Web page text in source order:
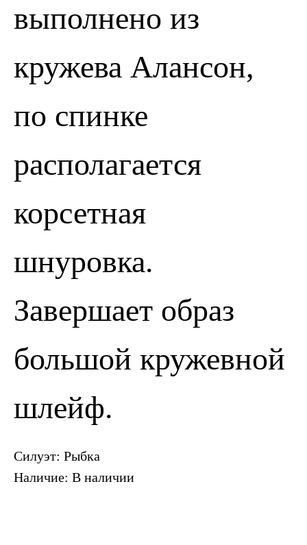
выполнено из
кружева Алансон,
по спинке
располагается
корсетная
шнуровка.
Завершает образ
большой кружевной
шлейф.
Силуэт: Рыбка
Наличие: В наличии